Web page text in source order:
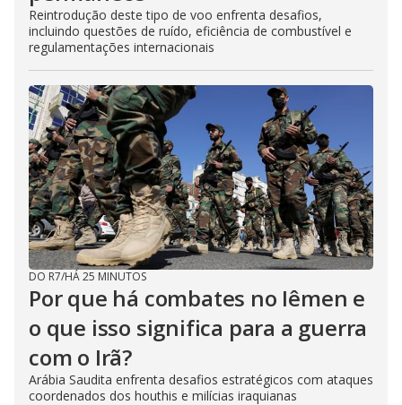
Reintrodução deste tipo de voo enfrenta desafios,
incluindo questões de ruído, eficiência de combustível e
regulamentações internacionais
DO R7/HÁ 25 MINUTOS
Por que há combates no Iêmen e
o que isso significa para a guerra
com o Irã?
Arábia Saudita enfrenta desafios estratégicos com ataques
coordenados dos houthis e milícias iraquianas